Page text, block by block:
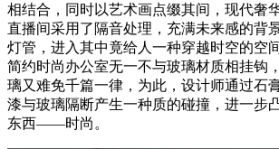
相结合，同时以艺术画点缀其间，现代奢
直播间采用了隔音处理，充满未来感的背
灯管，进入其中竟给人一种穿越时空的空
简约时尚办公室无一不与玻璃材质相挂钩
璃又难免千篇一律，为此，设计师通过石
漆与玻璃隔断产生一种质的碰撞，进一步
东西——时尚。